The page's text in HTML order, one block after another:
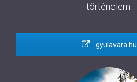
történelem.
gyulavara.hu